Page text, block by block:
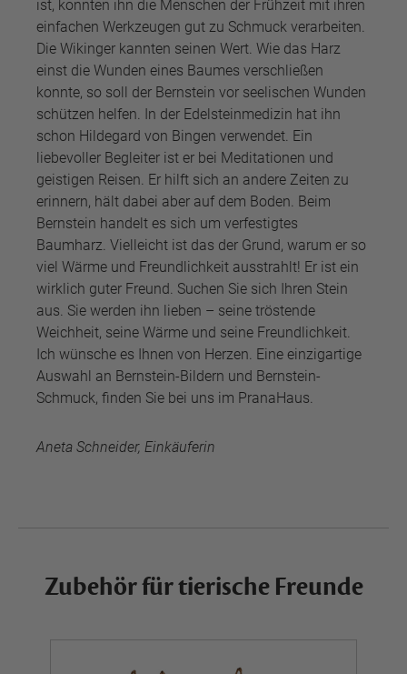
ist, konnten ihn die Menschen der Frühzeit mit ihren
einfachen Werkzeugen gut zu Schmuck verarbeiten.
Die Wikinger kannten seinen Wert. Wie das Harz
einst die Wunden eines Baumes verschließen
konnte, so soll der Bernstein vor seelischen Wunden
schützen helfen. In der Edelsteinmedizin hat ihn
schon Hildegard von Bingen verwendet. Ein
liebevoller Begleiter ist er bei Meditationen und
geistigen Reisen. Er hilft sich an andere Zeiten zu
erinnern, hält dabei aber auf dem Boden. Beim
Bernstein handelt es sich um verfestigtes
Baumharz. Vielleicht ist das der Grund, warum er so
viel Wärme und Freundlichkeit ausstrahlt! Er ist ein
wirklich guter Freund. Suchen Sie sich Ihren Stein
aus. Sie werden ihn lieben – seine tröstende
Weichheit, seine Wärme und seine Freundlichkeit.
Ich wünsche es Ihnen von Herzen. Eine einzigartige
Auswahl an Bernstein-Bildern und Bernstein-
Schmuck, finden Sie bei uns im PranaHaus.
Aneta Schneider, Einkäuferin
Zubehör für tierische Freunde